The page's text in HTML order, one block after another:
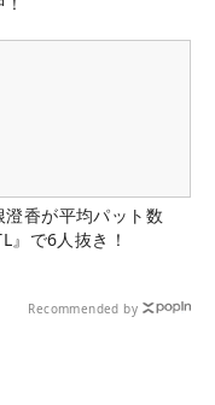
澄香が平均パット数
』で6人抜き！
Recommended by